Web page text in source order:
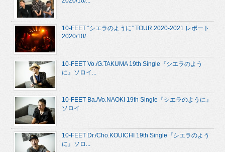
10-FEET “シエラのように” TOUR 2020-2021 レポート
2020/10/...
10-FEET Vo./G.TAKUMA 19th Single『シエラのよう
に』ソロイ...
10-FEET Ba./Vo.NAOKI 19th Single『シエラのように』
ソロイ...
10-FEET Dr./Cho.KOUICHI 19th Single『シエラのよう
に』ソロ...